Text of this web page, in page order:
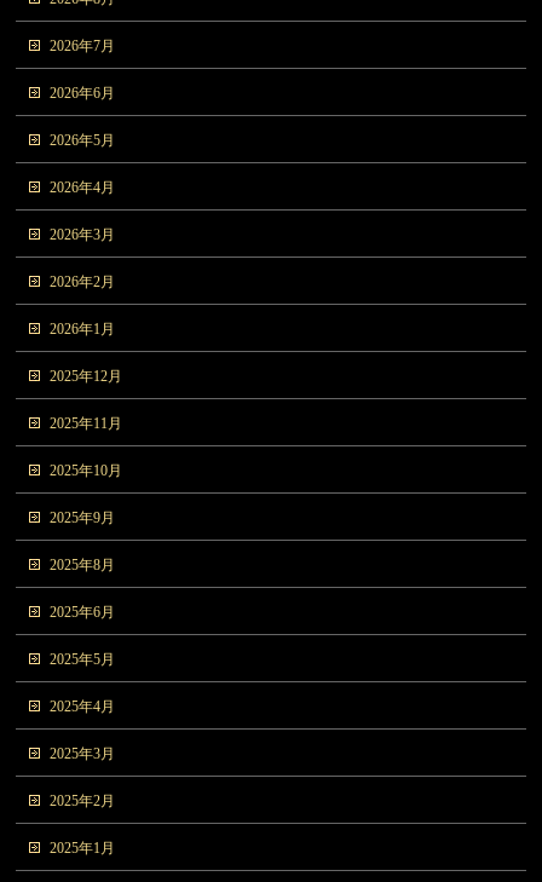
2026年7月
2026年6月
2026年5月
2026年4月
2026年3月
2026年2月
2026年1月
2025年12月
2025年11月
2025年10月
2025年9月
2025年8月
2025年6月
2025年5月
2025年4月
2025年3月
2025年2月
2025年1月